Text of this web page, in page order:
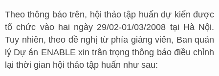
Theo thông báo trên, hội thảo tập huấn dự kiến được
tổ chức vào hai ngày 29/02-01/03/2008 tại Hà Nội.
Tuy nhiên, theo đề nghị từ phía giảng viên, Ban quản
lý Dự án ENABLE xin trân trọng thông báo điều chỉnh
lại thời gian hội thảo tập huấn như sau: